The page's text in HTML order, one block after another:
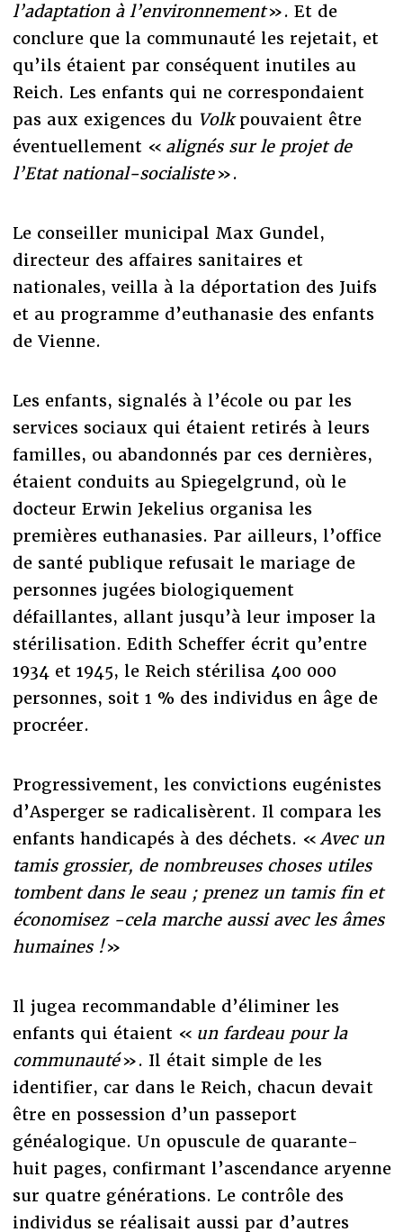
l’adaptation à l’environnement». Et de
conclure que la communauté les rejetait, et
qu’ils étaient par conséquent inutiles au
Reich. Les enfants qui ne correspondaient
pas aux exigences du Volkpouvaient être
éventuellement « alignés sur le projet de
l’Etat national-socialiste».
Le conseiller municipal Max Gundel,
directeur des affaires sanitaires et
nationales, veilla à la déportation des Juifs
et au programme d’euthanasie des enfants
de Vienne.
Les enfants, signalés à l’école ou par les
services sociaux qui étaient retirés à leurs
familles, ou abandonnés par ces dernières,
étaient conduits au Spiegelgrund, où le
docteur Erwin Jekelius organisa les
premières euthanasies. Par ailleurs, l’office
de santé publique refusait le mariage de
personnes jugées biologiquement
défaillantes, allant jusqu’à leur imposer la
stérilisation. Edith Scheffer écrit qu’entre
1934 et 1945, le Reich stérilisa 400 000
personnes, soit 1 % des individus en âge de
procréer.
Progressivement, les convictions eugénistes
d’Asperger se radicalisèrent. Il compara les
enfants handicapés à des déchets. «Avec un
tamis grossier, de nombreuses choses utiles
tombent dans le seau ; prenez un tamis fin et
économisez -cela marche aussi avec les âmes
humaines !»
Il jugea recommandable d’éliminer les
enfants qui étaient « un fardeau pour la
communauté». Il était simple de les
identifier, car dans le Reich, chacun devait
être en possession d’un passeport
généalogique. Un opuscule de quarante-
huit pages, confirmant l’ascendance aryenne
sur quatre générations. Le contrôle des
individus se réalisait aussi par d’autres